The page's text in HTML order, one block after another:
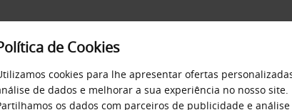
SERVIÇOS EMPRESAS
de Cookies
cookies para lhe apresentar ofertas
de dados e melhorar a sua experiência no nosso site.
os dados com parceiros de publicidade e